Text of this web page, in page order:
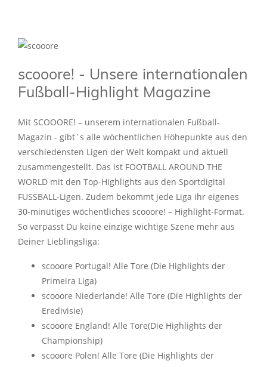
scooore! - Unsere internationalen
Fußball-Highlight Magazine
Mit SCOOORE! – unserem internationalen Fußball-
Magazin - gibt´s alle wöchentlichen Höhepunkte aus den
verschiedensten Ligen der Welt kompakt und aktuell
zusammengestellt. Das ist FOOTBALL AROUND THE
WORLD mit den Top-Highlights aus den Sportdigital
FUSSBALL-Ligen. Zudem bekommt jede Liga ihr eigenes
30-minütiges wöchentliches scooore! – Highlight-Format.
So verpasst Du keine einzige wichtige Szene mehr aus
Deiner Lieblingsliga:
scooore Portugal! Alle Tore (Die Highlights der
Primeira Liga)
scooore Niederlande! Alle Tore (Die Highlights der
Eredivisie)
scooore England! Alle Tore(Die Highlights der
Championship)
scooore Polen! Alle Tore (Die Highlights der